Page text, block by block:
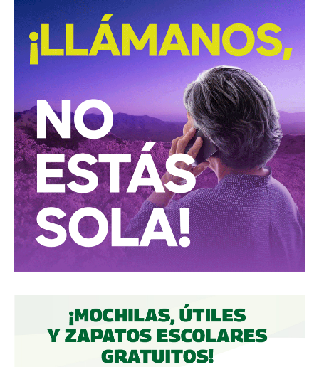
David Martínez es apodado coloquialmente como “El
Fantasma de Wall Street
”, y ha adquirido un poder
inmenso en Latinoamérica, especialmente en Argentina,
donde ha servido como negociador para la deuda nacional
y en 2017, fue considerado por Forbes como el hombre
más rico de dicho país. El regiomontano tiene un historial
documentado de tomar control de empresas en
dificultades financieras a partir de deuda: lo hizo con la
textilera CYDSA en los años 90, con la vidriera Vitro entre
2009 y 2012, y con las ya mencionadas Empresas ICA
desde 2016.
Algo similar realizó en 2020 con
del Centro Norte(OMA), el operador de, entre otros, el
Fintech compró primero acciones especiales que
garantizaban el control de la aeroportuaria y luego
concretó una oferta pública con la que en julio de 2021,
alcanzó el 30.1% de participación económica, suficiente